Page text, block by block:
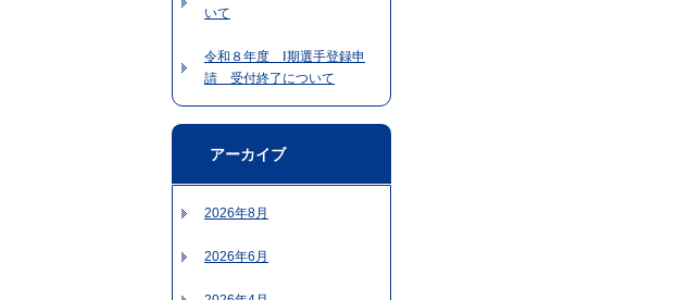
いて
令和８年度 Ⅰ期選手登録申
請 受付終了について
アーカイブ
2026年8月
2026年6月